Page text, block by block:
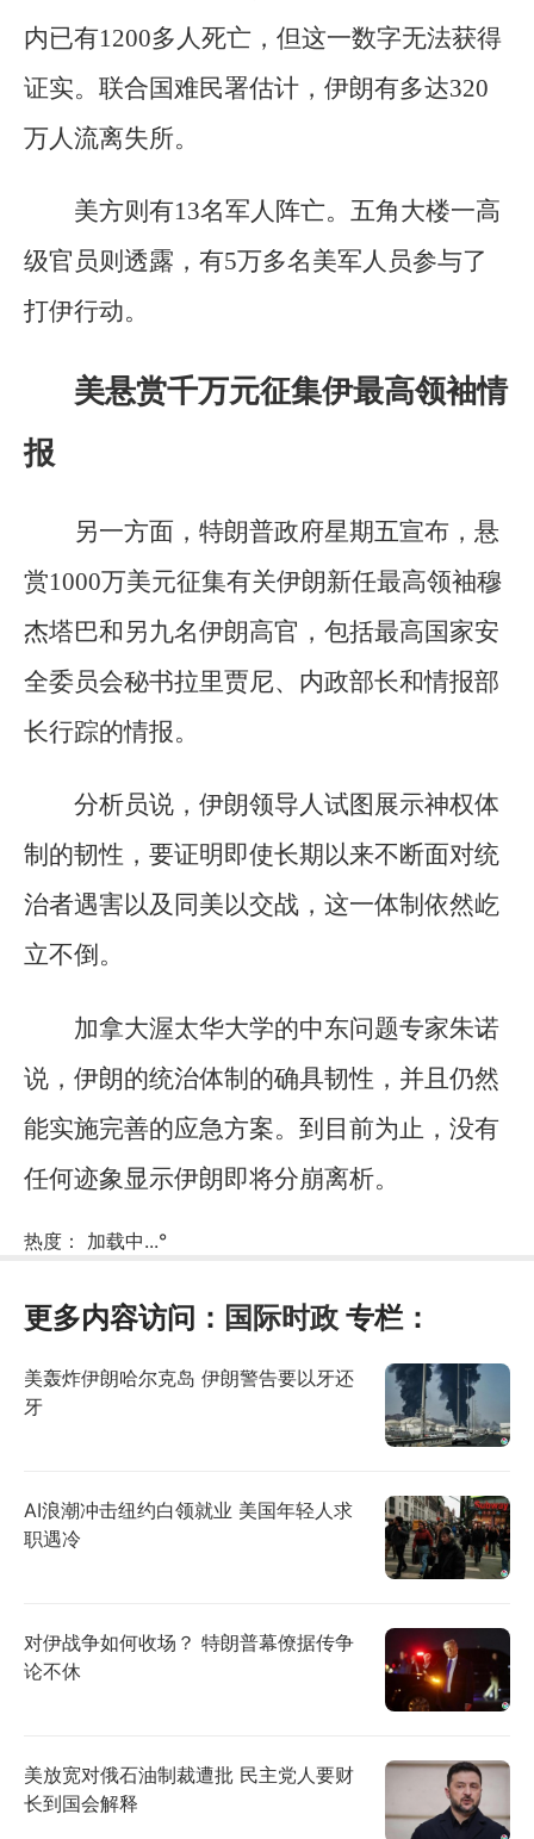
内已有1200多人死亡，但这一数字无法获得
证实。联合国难民署估计，伊朗有多达320
万人流离失所。
美方则有13名军人阵亡。五角大楼一高
级官员则透露，有5万多名美军人员参与了
打伊行动。
美悬赏千万元征集伊最高领袖情
报
另一方面，特朗普政府星期五宣布，悬
赏1000万美元征集有关伊朗新任最高领袖穆
杰塔巴和另九名伊朗高官，包括最高国家安
全委员会秘书拉里贾尼、内政部长和情报部
长行踪的情报。
分析员说，伊朗领导人试图展示神权体
制的韧性，要证明即使长期以来不断面对统
治者遇害以及同美以交战，这一体制依然屹
立不倒。
加拿大渥太华大学的中东问题专家朱诺
说，伊朗的统治体制的确具韧性，并且仍然
能实施完善的应急方案。到目前为止，没有
任何迹象显示伊朗即将分崩离析。
热度： 加载中...°
更多内容访问： 国际时政 专栏：
美轰炸伊朗哈尔克岛 伊朗警告要以牙还
牙
AI浪潮冲击纽约白领就业 美国年轻人求
职遇冷
对伊战争如何收场？ 特朗普幕僚据传争
论不休
美放宽对俄石油制裁遭批 民主党人要财
长到国会解释